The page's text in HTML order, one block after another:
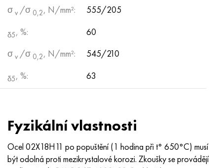
σ v /σ 0,2, N/mm²: 555/205
δ5, %:
60
σ v /σ 0,2, N/mm²: 545/210
δ5, %: 63
Fyzikální vlastnosti
Ocel 02X18H11 po popuštění (1 hodina při t° 650°C) musí
být odolná proti mezikrystalové korozi. Zkoušky se provádějí